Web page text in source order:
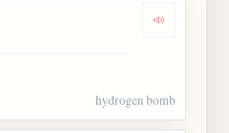
Dengarkan
hydrogen bomb